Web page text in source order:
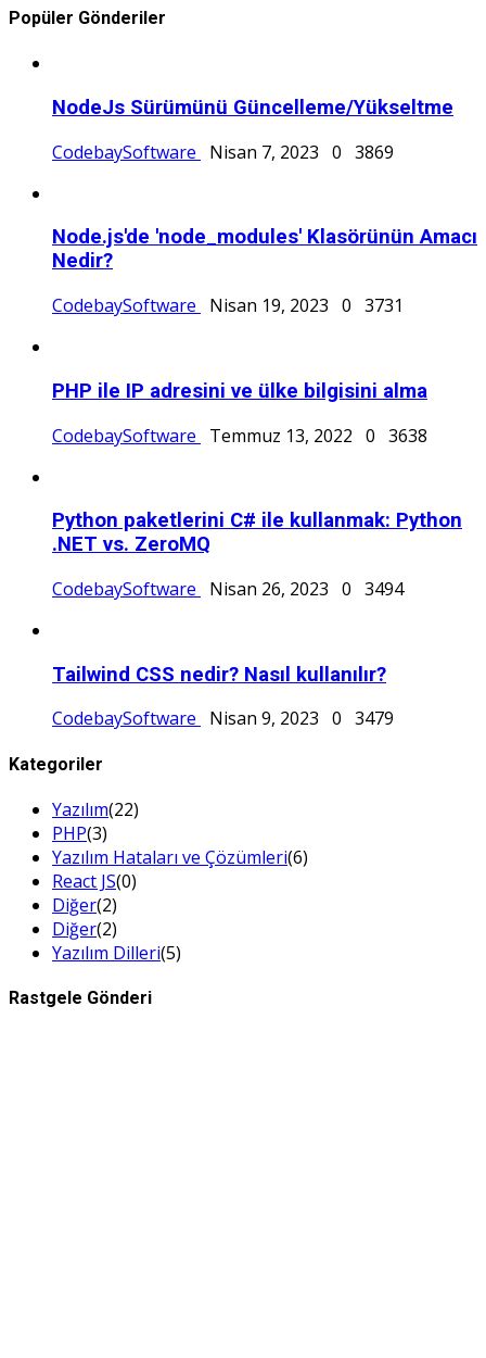
Popüler Gönderiler
NodeJs Sürümünü Güncelleme/Yükseltme
CodebaySoftware
Nisan 7, 2023 0 3869
Node.js'de 'node_modules' Klasörünün Amacı
Nedir?
CodebaySoftware
Nisan 19, 2023 0 3731
PHP ile IP adresini ve ülke bilgisini alma
CodebaySoftware
Temmuz 13, 2022 0 3638
Python paketlerini C# ile kullanmak: Python
.NET vs. ZeroMQ
CodebaySoftware
Nisan 26, 2023 0 3494
Tailwind CSS nedir? Nasıl kullanılır?
CodebaySoftware
Nisan 9, 2023 0 3479
Kategoriler
Yazılım(22)
PHP(3)
Yazılım Hataları ve Çözümleri(6)
React JS(0)
Diğer(2)
Diğer(2)
Yazılım Dilleri(5)
Rastgele Gönderi